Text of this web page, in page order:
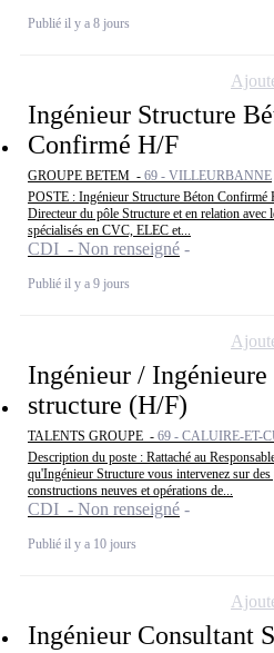
Publié il y a 8 jours
Ingénieur Structure
Confirmé H/F
GROUPE BETEM - 69 - VILLEURBANNE
POSTE : Ingénieur Structure Béton
Directeur du pôle Structure et en relation avec
spécialisés en CVC, ELEC et...
CDI - Non renseigné
Publié il y a 9 jours
Ingénieur /
structure (H/F)
TALENTS GROUPE - 69 - CALUIRE-ET-
Description du poste : Rattaché au
qu'Ingénieur Structure vous intervenez sur
constructions neuves et opérations de...
CDI - Non renseigné
Publié il y a 10 jours
Ingénieur Consultant